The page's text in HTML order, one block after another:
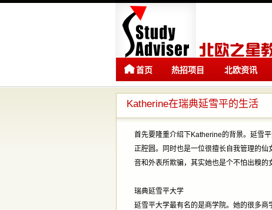
首页 热招项目 北欧资讯
Katherine在瑞典延雪平的生活
首先要隆重介绍下Katherine的背景。延雪
正腔圆。同时也是一位很擅长自我管理的
音和外表所欺骗，其实她也是个不怕出糗的
瑞典延雪平大学
延雪平大学最有名的是商学院。她的很多